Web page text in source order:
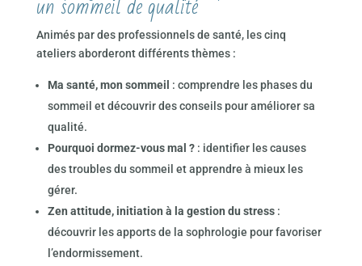
Animés par des professionnels de santé, les cinq
ateliers aborderont différents thèmes :
Ma santé, mon sommeil : comprendre les phases du
sommeil et découvrir des conseils pour améliorer sa
qualité.
Pourquoi dormez-vous mal ?: identifier les causes
des troubles du sommeil et apprendre à mieux les
gérer.
Zen attitude, initiation à la gestion du stress:
découvrir les apports de la sophrologie pour favoriser
l’endormissement.